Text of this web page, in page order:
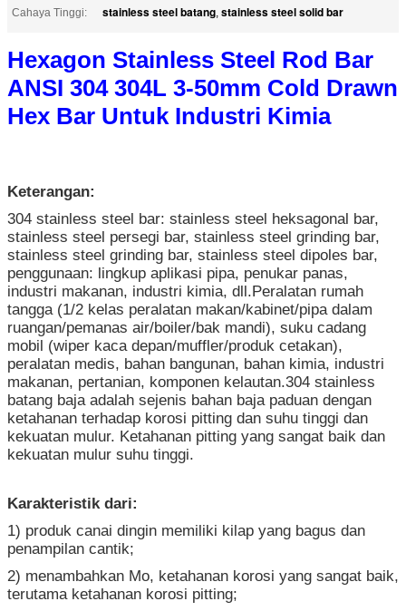
Cahaya Tinggi:
stainless steel batang, stainless steel solid bar
Hexagon Stainless Steel Rod Bar
ANSI 304 304L 3-50mm Cold Drawn
Hex Bar Untuk Industri Kimia
Keterangan:
304 stainless steel bar: stainless steel heksagonal bar,
stainless steel persegi bar, stainless steel grinding bar,
stainless steel grinding bar, stainless steel dipoles bar,
penggunaan: lingkup aplikasi pipa, penukar panas,
industri makanan, industri kimia, dll.Peralatan rumah
tangga (1/2 kelas peralatan makan/kabinet/pipa dalam
ruangan/pemanas air/boiler/bak mandi), suku cadang
mobil (wiper kaca depan/muffler/produk cetakan),
peralatan medis, bahan bangunan, bahan kimia, industri
makanan, pertanian, komponen kelautan.304 stainless
batang baja adalah sejenis bahan baja paduan dengan
ketahanan terhadap korosi pitting dan suhu tinggi dan
kekuatan mulur. Ketahanan pitting yang sangat baik dan
kekuatan mulur suhu tinggi.
Karakteristik dari:
1) produk canai dingin memiliki kilap yang bagus dan
penampilan cantik;
2) menambahkan Mo, ketahanan korosi yang sangat baik,
terutama ketahanan korosi pitting;